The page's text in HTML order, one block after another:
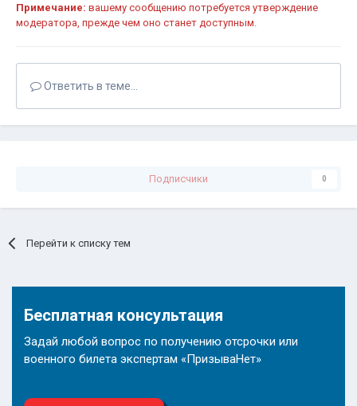
Примечание: вашему сообщению потребуется утверждение
модератора, прежде чем оно станет доступным.
Ответить в теме...
Подписчики 0
Перейти к списку тем
Бесплатная консультация
Задай любой вопрос по получению отсрочки или
военного билета экспертам «ПризываНет»